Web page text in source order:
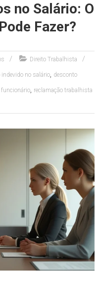
no Salário: O
Fazer?
Direito Trabalhista
indevido no salário, desconto
funcionário, reclamação trabalhista